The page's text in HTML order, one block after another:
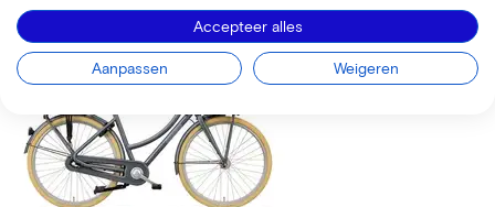
Accepteer alles
Aanpassen Weigeren